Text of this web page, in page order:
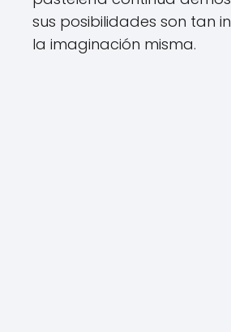
sus posibilidades son tan
la imaginación misma.